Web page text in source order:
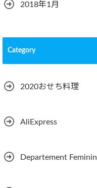
2018年1月
Category
2020おせち料理
AliExpress
Departement Feminin